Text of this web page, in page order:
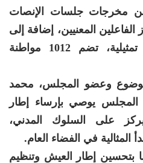
مخرجات جلسات الإنصات
المعنيين، إضافة إلى
بحث ميداني شمل عينة تمثيلية، تضم 1012 مواطنة
وعضو المجلس، محمد
المجلس يوصي بإرساء إطار
على السلوك المدني،
المثالية في الفضاء العام.
بتحسين إطار العيش وتنظيم